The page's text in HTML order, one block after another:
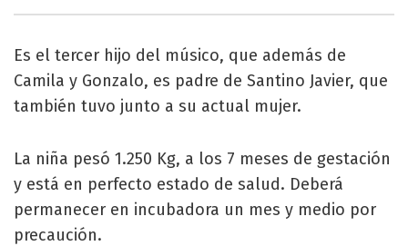
Es el tercer hijo del músico, que además de
Camila y Gonzalo, es padre de Santino Javier, que
también tuvo junto a su actual mujer.
La niña pesó 1.250 Kg, a los 7 meses de gestación
y está en perfecto estado de salud. Deberá
permanecer en incubadora un mes y medio por
precaución.